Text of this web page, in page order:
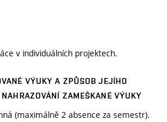
v individuálních projektech.
VÝUKY A ZPŮSOB JEJÍHO
ZAMEŠKANÉ VÝUKY
(maximálně 2 absence za semestr).